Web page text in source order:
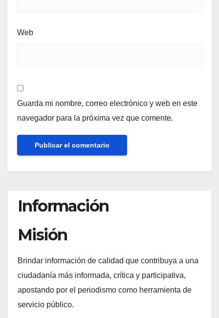
Web
Guarda mi nombre, correo electrónico y web en este
navegador para la próxima vez que comente.
Información
Misión
Brindar información de calidad que contribuya a una
ciudadanía más informada, crítica y participativa,
apostando por el periodismo como herramienta de
servicio público.